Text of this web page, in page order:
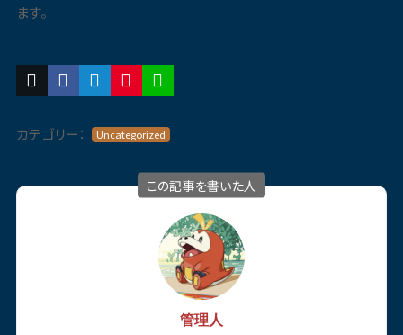
ます。
カテゴリー： Uncategorized
この記事を書いた人
管理人